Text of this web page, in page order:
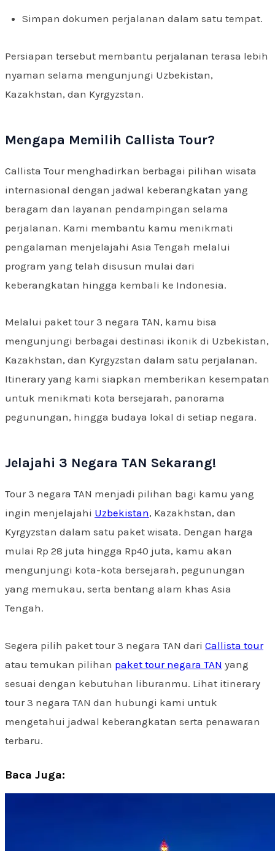
Simpan dokumen perjalanan dalam satu tempat.
Persiapan tersebut membantu perjalanan terasa lebih
nyaman selama mengunjungi Uzbekistan,
Kazakhstan, dan Kyrgyzstan.
Mengapa Memilih Callista Tour?
Callista Tour menghadirkan berbagai pilihan wisata
internasional dengan jadwal keberangkatan yang
beragam dan layanan pendampingan selama
perjalanan. Kami membantu kamu menikmati
pengalaman menjelajahi Asia Tengah melalui
program yang telah disusun mulai dari
keberangkatan hingga kembali ke Indonesia.
Melalui paket tour 3 negara TAN, kamu bisa
mengunjungi berbagai destinasi ikonik di Uzbekistan,
Kazakhstan, dan Kyrgyzstan dalam satu perjalanan.
Itinerary yang kami siapkan memberikan kesempatan
untuk menikmati kota bersejarah, panorama
pegunungan, hingga budaya lokal di setiap negara.
Jelajahi 3 Negara TAN Sekarang!
Tour 3 negara TAN menjadi pilihan bagi kamu yang
ingin menjelajahi Uzbekistan, Kazakhstan, dan
Kyrgyzstan dalam satu paket wisata. Dengan harga
mulai Rp 28 juta hingga Rp40 juta, kamu akan
mengunjungi kota-kota bersejarah, pegunungan
yang memukau, serta bentang alam khas Asia
Tengah.
Segera pilih paket tour 3 negara TAN dari Callista tour
atau temukan pilihan paket tour negara TAN yang
sesuai dengan kebutuhan liburanmu. Lihat itinerary
tour 3 negara TAN dan hubungi kami untuk
mengetahui jadwal keberangkatan serta penawaran
terbaru.
Baca Juga: